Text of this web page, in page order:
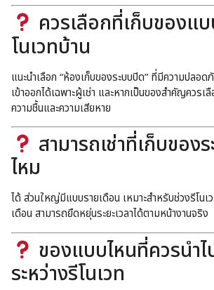
ควรเลือกที่เก็บของแ
โนเวทบ้าน
แนะนำเลือก “ห้องเก็บของระบบปิด” ที่มีความปลอ
เข้าออกได้เฉพาะผู้เช่า และหากเป็นของสำคัญควร
ความชื้นและความเสียหาย
สามารถเช่าที่เก็บของ
ไหม
ได้ ส่วนใหญ่มีแบบรายเดือน เหมาะสำหรับช่วงรีโนเ
เดือน สามารถยืดหยุ่นระยะเวลาได้ตามหน้างานจริง
ของแบบไหนที่ควรนำไ
ระหว่างรีโนเวท